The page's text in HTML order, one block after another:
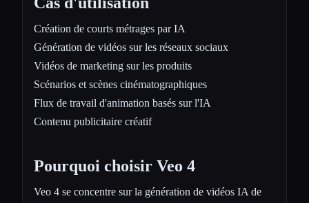
Création de courts métrages par IA
Génération de vidéos sur les réseaux sociaux
Vidéos de marketing sur les produits
Scénarios et scènes cinématographiques
Flux de travail d'animation basés sur l'IA
Contenu publicitaire créatif
Pourquoi choisir Veo 4
Veo 4 se concentre sur la génération de vidéos IA de